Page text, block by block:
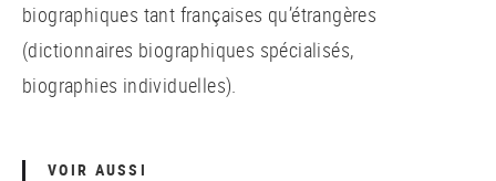
biographiques tant françaises qu’étrangères
(dictionnaires biographiques spécialisés,
biographies individuelles).
VOIR AUSSI